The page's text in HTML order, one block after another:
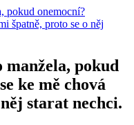
pokud onemocní?
špatně, proto se o něj
manžela, pokud
ke mě chová
starat nechci.